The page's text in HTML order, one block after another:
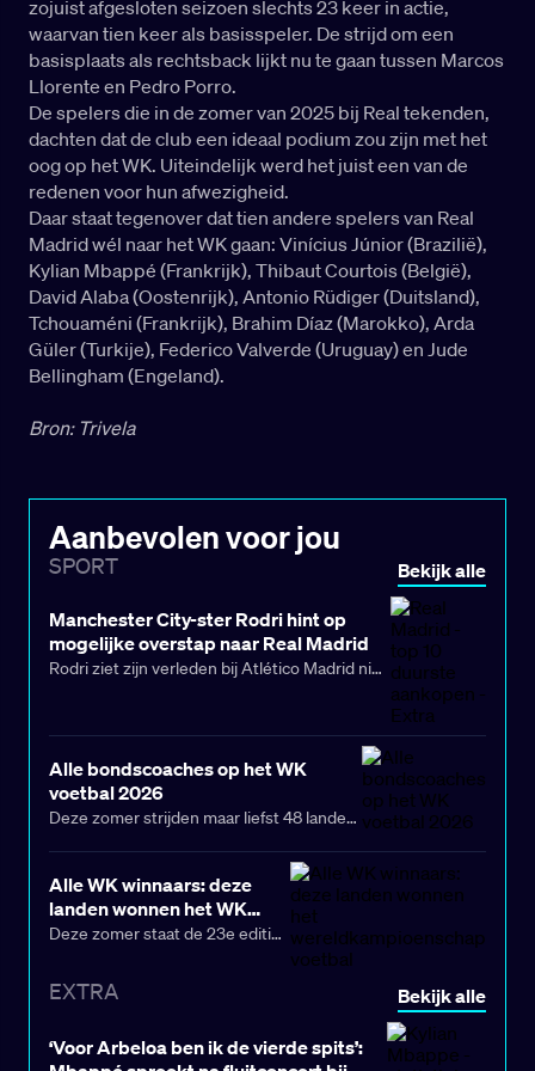
zojuist afgesloten seizoen slechts 23 keer in actie,
waarvan tien keer als basisspeler. De strijd om een
basisplaats als rechtsback lijkt nu te gaan tussen Marcos
Llorente en Pedro Porro.
De spelers die in de zomer van 2025 bij Real tekenden,
dachten dat de club een ideaal podium zou zijn met het
oog op het WK. Uiteindelijk werd het juist een van de
redenen voor hun afwezigheid.
Daar staat tegenover dat tien andere spelers van Real
Madrid wél naar het WK gaan: Vinícius Júnior (Brazilië),
Kylian Mbappé (Frankrijk), Thibaut Courtois (België),
David Alaba (Oostenrijk), Antonio Rüdiger (Duitsland),
Tchouaméni (Frankrijk), Brahim Díaz (Marokko), Arda
Güler (Turkije), Federico Valverde (Uruguay) en Jude
Bellingham (Engeland).
Bron: Trivela
Aanbevolen voor jou
SPORT Bekijk alle
Manchester City-ster Rodri hint op
mogelijke overstap naar Real Madrid
Rodri ziet zijn verleden bij Atlético Madrid niet
aanbiedingen van de absolute top niet zomaar
naast je neerlegt: “De grootste clubs ter
wereld wijs je niet af.”
Alle bondscoaches op het WK
voetbal 2026
Deze zomer strijden maar liefst 48 landen
eerder deden zoveel teams mee aan het
toernooi, wat zorgt voor een bomvol
speelschema. Ook het Nederlands elftal is
van de partij. Maar welke bondscoaches
land naar succes leiden? Wij zetten ze
Alle WK winnaars: deze
landen wonnen het WK
voetbal
Deze zomer staat de 23e editie
programma. Met een
landen wordt het een toernooi
vol spektakel, waarin ieder land
EXTRA Bekijk alle
‘Voor Arbeloa ben ik de vierde spits’: